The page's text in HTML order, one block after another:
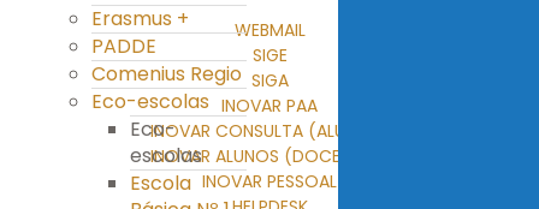
Erasmus +
PADDE
Comenius Regio
Eco-escolas
Eco-
escolas
Escola
WEBMAIL
SIGE
SIGA
INOVAR PAA
INOVAR CONSULTA (ALUNOS)
INOVAR ALUNOS (DOCENTES)
INOVAR PESSOAL